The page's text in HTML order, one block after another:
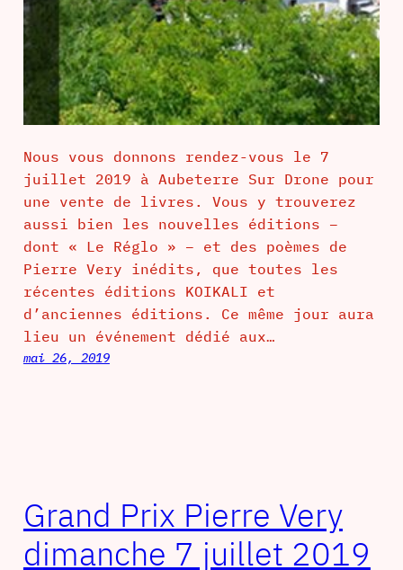
Nous vous donnons rendez-vous le 7
juillet 2019 à Aubeterre Sur Drone pour
une vente de livres. Vous y trouverez
aussi bien les nouvelles éditions –
dont « Le Réglo » – et des poèmes de
Pierre Very inédits, que toutes les
récentes éditions KOIKALI et
d’anciennes éditions. Ce même jour aura
lieu un événement dédié aux…
mai 26, 2019
Grand Prix Pierre Very
dimanche 7 juillet 2019